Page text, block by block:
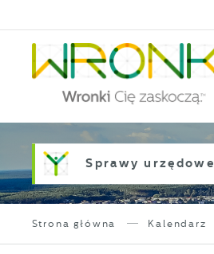
Sprawy urzędowe
Strona główna Kalendarz